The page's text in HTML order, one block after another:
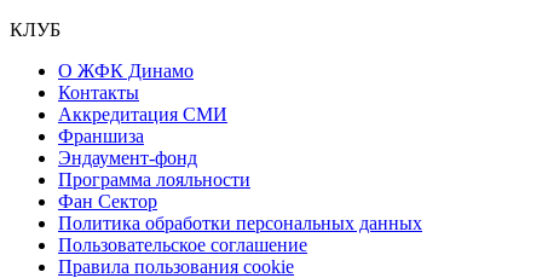
КЛУБ
О ЖФК Динамо
Контакты
Аккредитация СМИ
Франшиза
Эндаумент-фонд
Программа лояльности
Фан Сектор
Политика обработки персональных данных
Пользовательское соглашение
Правила пользования cookie